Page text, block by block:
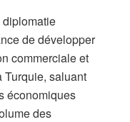
diplomatie
de développer
commerciale et
Turquie, saluant
économiques
des